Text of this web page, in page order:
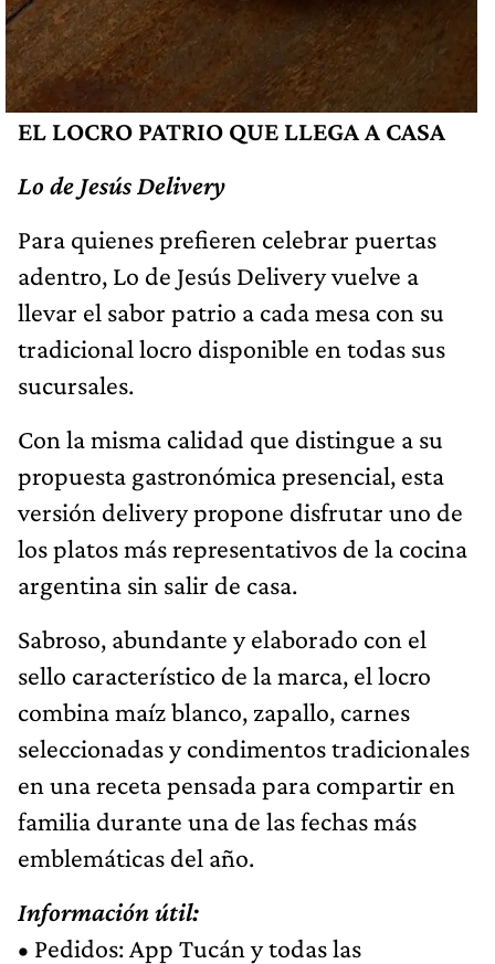
EL LOCRO PATRIO QUE LLEGA A CASA
Lo de Jesús Delivery
Para quienes prefieren celebrar puertas
adentro, Lo de Jesús Delivery vuelve a
llevar el sabor patrio a cada mesa con su
tradicional locro disponible en todas sus
sucursales.
Con la misma calidad que distingue a su
propuesta gastronómica presencial, esta
versión delivery propone disfrutar uno de
los platos más representativos de la cocina
argentina sin salir de casa.
Sabroso, abundante y elaborado con el
sello característico de la marca, el locro
combina maíz blanco, zapallo, carnes
seleccionadas y condimentos tradicionales
en una receta pensada para compartir en
familia durante una de las fechas más
emblemáticas del año.
Información útil:
• Pedidos: App Tucán y todas las